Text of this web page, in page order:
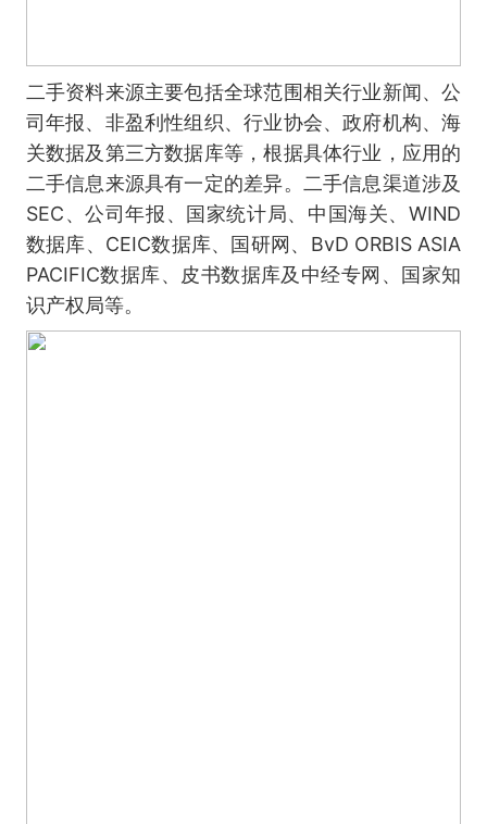
二手资料来源主要包括全球范围相关行业新闻、公
司年报、非盈利性组织、行业协会、政府机构、海
关数据及第三方数据库等，根据具体行业，应用的
二手信息来源具有一定的差异。二手信息渠道涉及
SEC、公司年报、国家统计局、中国海关、WIND
数据库、CEIC数据库、国研网、BvD ORBIS ASIA
PACIFIC数据库、皮书数据库及中经专网、国家知
识产权局等。